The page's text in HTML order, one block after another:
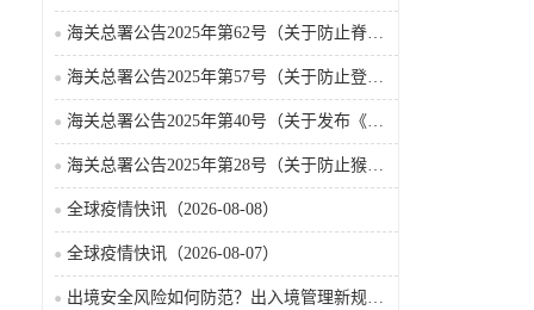
海关总署公告2025年第62号（关于防止脊髓灰质炎疫情传入我国的公告）
海关总署公告2025年第57号（关于防止登革热疫情传入我国的公告）
海关总署公告2025年第40号（关于发布《国境口岸传染病监测实施办法》的公告）
海关总署公告2025年第28号（关于防止猴痘疫情传入我国的公告）
全球疫情快讯（2026-08-08）
全球疫情快讯（2026-08-07）
出境安全风险如何防范？出入境管理新规9月15日起施行